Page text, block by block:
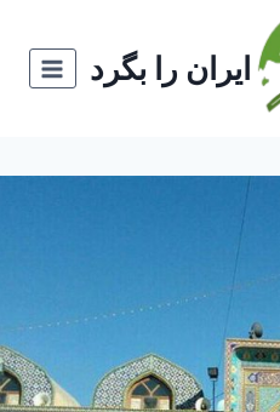
ایران را بگرد